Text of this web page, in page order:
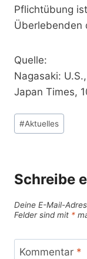
Pflichtübung
Überlebenden
Quelle:
Nagasaki:
Japan Times,
Schlagworte:
#Aktuelles
Schreibe
Deine E-Mail-
Felder sind mit *
Kommentar *